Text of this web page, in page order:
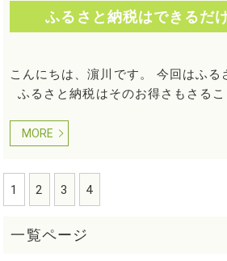
ふるさと納税はできるだ
こんにちは、濵川です。 今回はふる
ふるさと納税はそのお得さもさる
MORE
1 2 3 4